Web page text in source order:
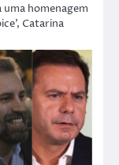
homenagem
Catarina